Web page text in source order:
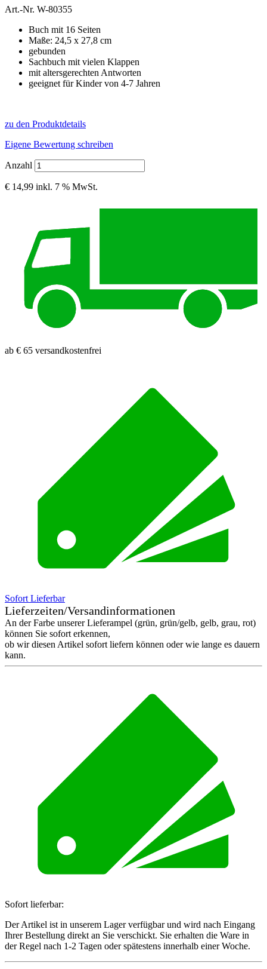
Art.-Nr. W-80355
Buch mit 16 Seiten
Maße: 24,5 x 27,8 cm
gebunden
Sachbuch mit vielen Klappen
mit altersgerechten Antworten
geeignet für Kinder von 4-7 Jahren
zu den Produktdetails
Eigene Bewertung schreiben
Anzahl
€ 14,99 inkl. 7 % MwSt.
ab € 65 versandkostenfrei
Sofort Lieferbar
Lieferzeiten/Versandinformationen
An der Farbe unserer Lieferampel (grün, grün/gelb, gelb, grau, rot)
können Sie sofort erkennen,
ob wir diesen Artikel sofort liefern können oder wie lange es dauern
kann.
Sofort lieferbar:
Der Artikel ist in unserem Lager verfügbar und wird nach Eingang
Ihrer Bestellung direkt an Sie verschickt. Sie erhalten die Ware in
der Regel nach 1-2 Tagen oder spätestens innerhalb einer Woche.